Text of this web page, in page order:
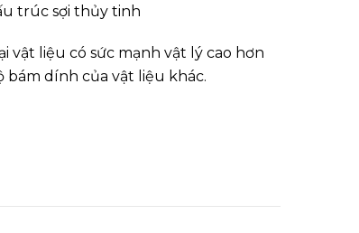
trúc sợi thủy tinh
vật liệu có sức mạnh vật lý cao hơn
bám dính của vật liệu khác.